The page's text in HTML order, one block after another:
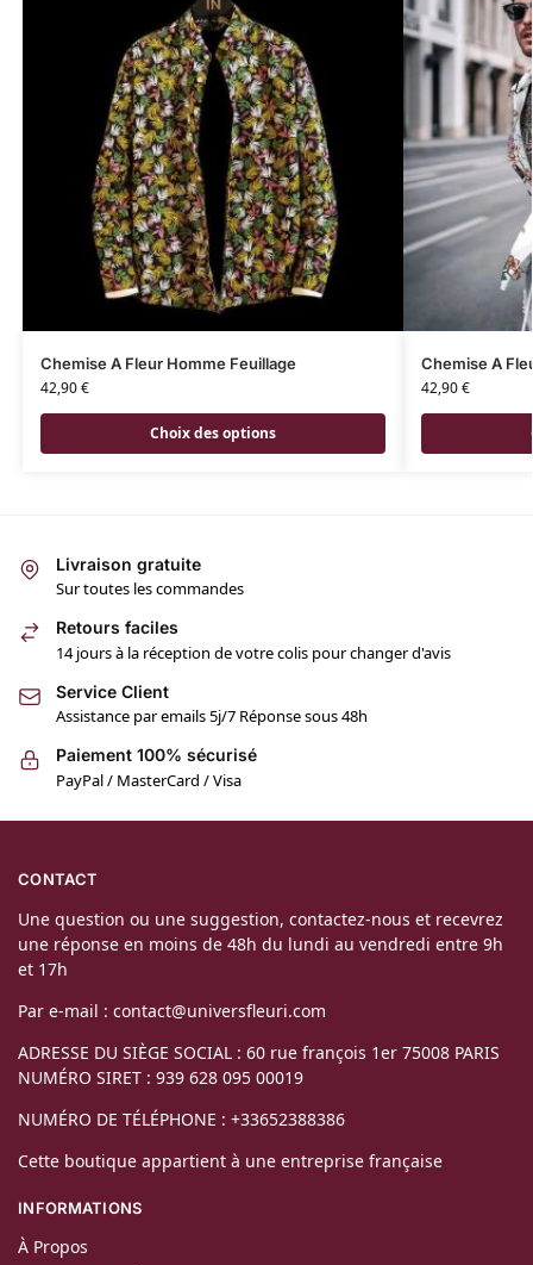
Chemise A Fleur Homme Feuillage
42,90€
Choix des options
Chemise A
42,90€
Livraison gratuite
Sur toutes les commandes
Retours faciles
14 jours à la réception de votre colis pour changer d'avis
Service Client
Assistance par emails 5j/7 Réponse sous 48h
Paiement 100% sécurisé
PayPal / MasterCard / Visa
CONTACT
Une question ou une suggestion, contactez-nous et recevrez
une réponse en moins de 48h du lundi au vendredi entre 9h
et 17h
Par e-mail : contact@universfleuri.com
ADRESSE DU SIÈGE SOCIAL : 60 rue françois 1er 75008 PARIS
NUMÉRO SIRET : 939 628 095 00019
NUMÉRO DE TÉLÉPHONE : +33652388386
Cette boutique appartient à une entreprise française
INFORMATIONS
À Propos